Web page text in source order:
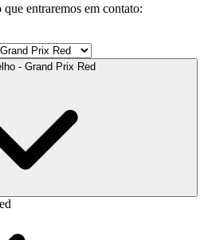
entraremos em contato:
- Grand Prix Red